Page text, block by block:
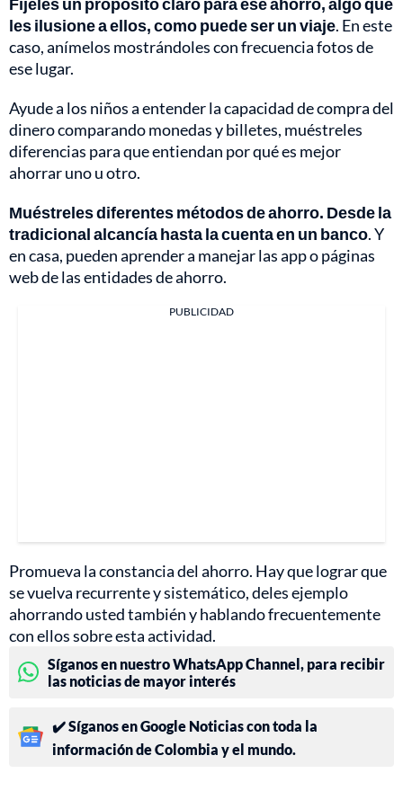
les ilusione a ellos, como puede ser un viaje. En este
caso, anímelos mostrándoles con frecuencia fotos de
ese lugar.
Ayude a los niños a entender la capacidad de compra del
dinero comparando monedas y billetes, muéstreles
diferencias para que entiendan por qué es mejor
ahorrar uno u otro.
Muéstreles diferentes métodos de ahorro. Desde la
tradicional alcancía hasta la cuenta en un banco. Y
en casa, pueden aprender a manejar las app o páginas
web de las entidades de ahorro.
PUBLICIDAD
Promueva la constancia del ahorro. Hay que lograr que
se vuelva recurrente y sistemático, deles ejemplo
ahorrando usted también y hablando frecuentemente
con ellos sobre esta actividad.
Síganos en nuestro WhatsApp Channel, para recibir
las noticias de mayor interés
✔️ Síganos en Google Noticias con toda la
información de Colombia y el mundo.